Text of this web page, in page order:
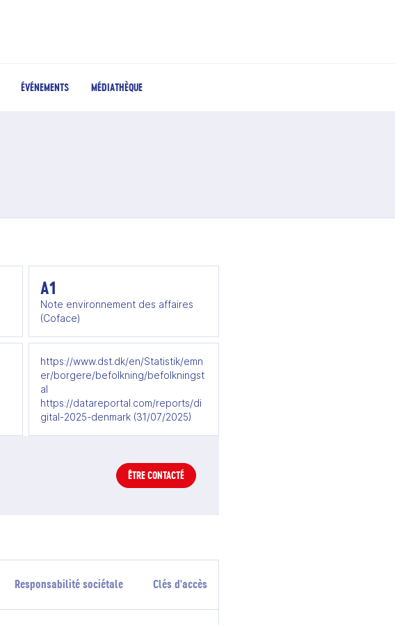
ÉVÉNEMENTS MÉDIATHÈQUE
A1
Note environnement des affaires
(Coface)
https://www.dst.dk/en/Statistik/emn
er/borgere/befolkning/befolkningst
al
https://datareportal.com/reports/di
gital-2025-denmark (31/07/2025)
ÊTRE CONTACTÉ
Responsabilité sociétale Clés d'accès